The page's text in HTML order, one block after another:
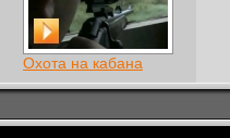
Охота на кабана